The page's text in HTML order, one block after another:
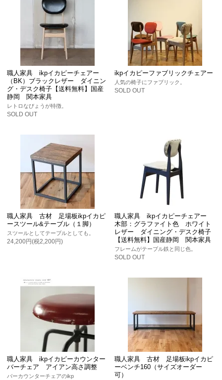
職人家具 ikpイカピーチェアー
（BK）ブラックレザー ダイニン
グ・デスク椅子【送料無料】国産
静岡 関本家具
レトロなびょうが特徴。
SOLD OUT
ikpイカピーファブリックチェアー
人気の椅子にファブリック。
SOLD OUT
職人家具 古材 足場板ikpイカピ
ースツール&テーブル（１脚）
スツールとしてテーブルとしても。
24,200円(税2,200円)
職人家具 ikpイカピーチェアー
木部：グラファイト色 ホワイト
レザー ダイニング・デスク椅子
【送料無料】国産静岡 関本家具
フレームがテーブル鉄と同じ色。
SOLD OUT
職人家具 ikpイカピーカウンター
バーチェア アイアン高さ調整
バーカウンターチェアのikp
職人家具 古材 足場板ikpイカピ
ーベンチ160（サイズオーダー
可）